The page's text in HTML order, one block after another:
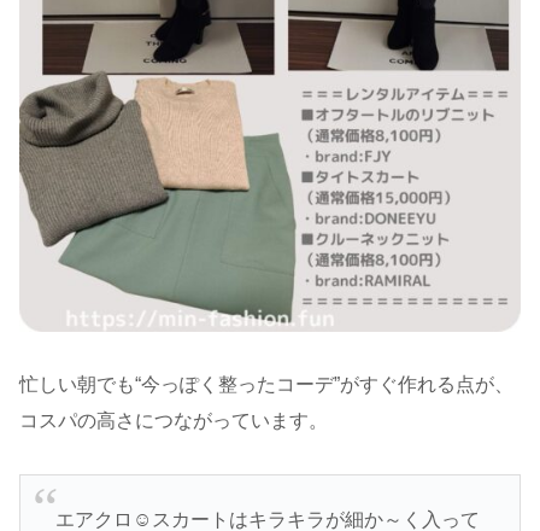
忙しい朝でも“今っぽく整ったコーデ”がすぐ作れる点が、
コスパの高さにつながっています。
エアクロ☺️スカートはキラキラが細か～く入って